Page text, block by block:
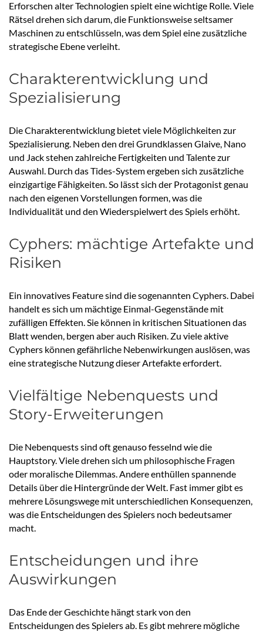
Erforschen alter Technologien spielt eine wichtige Rolle. Viele
Rätsel drehen sich darum, die Funktionsweise seltsamer
Maschinen zu entschlüsseln, was dem Spiel eine zusätzliche
strategische Ebene verleiht.
Charakterentwicklung und
Spezialisierung
Die Charakterentwicklung bietet viele Möglichkeiten zur
Spezialisierung. Neben den drei Grundklassen Glaive, Nano
und Jack stehen zahlreiche Fertigkeiten und Talente zur
Auswahl. Durch das Tides-System ergeben sich zusätzliche
einzigartige Fähigkeiten. So lässt sich der Protagonist genau
nach den eigenen Vorstellungen formen, was die
Individualität und den Wiederspielwert des Spiels erhöht.
Cyphers: mächtige Artefakte und
Risiken
Ein innovatives Feature sind die sogenannten Cyphers. Dabei
handelt es sich um mächtige Einmal-Gegenstände mit
zufälligen Effekten. Sie können in kritischen Situationen das
Blatt wenden, bergen aber auch Risiken. Zu viele aktive
Cyphers können gefährliche Nebenwirkungen auslösen, was
eine strategische Nutzung dieser Artefakte erfordert.
Vielfältige Nebenquests und
Story-Erweiterungen
Die Nebenquests sind oft genauso fesselnd wie die
Hauptstory. Viele drehen sich um philosophische Fragen
oder moralische Dilemmas. Andere enthüllen spannende
Details über die Hintergründe der Welt. Fast immer gibt es
mehrere Lösungswege mit unterschiedlichen Konsequenzen,
was die Entscheidungen des Spielers noch bedeutsamer
macht.
Entscheidungen und ihre
Auswirkungen
Das Ende der Geschichte hängt stark von den
Entscheidungen des Spielers ab. Es gibt mehrere mögliche